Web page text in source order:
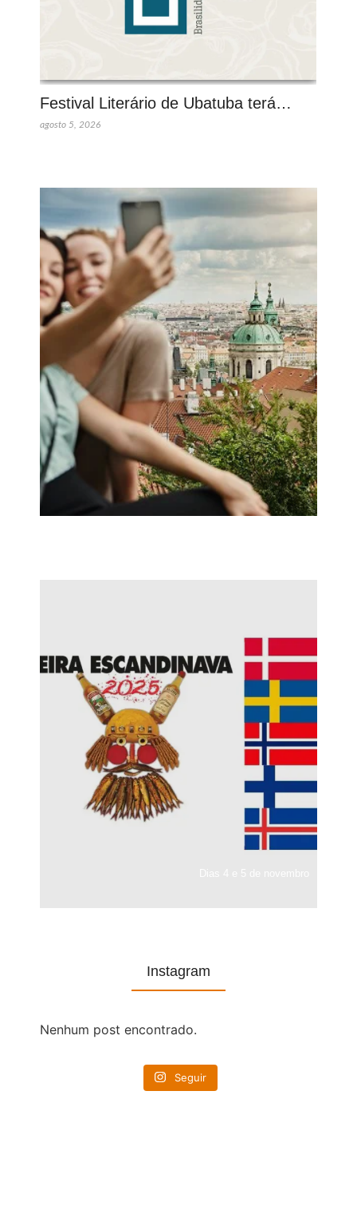
Festival Literário de Ubatuba terá…
agosto 5, 2026
Instagram
Nenhum post encontrado.
Seguir